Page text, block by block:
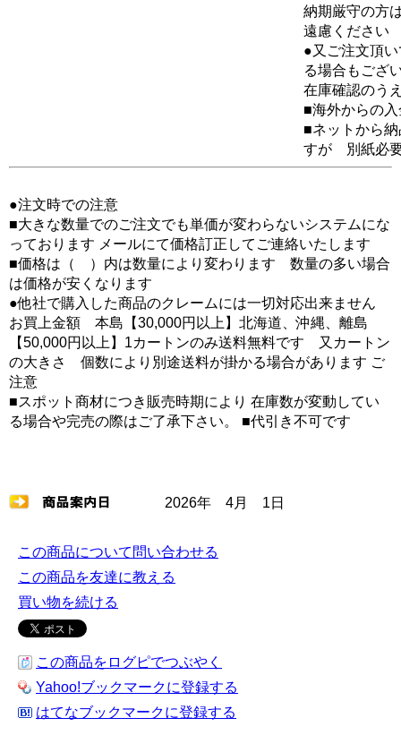
納期厳守の方
遠慮ください
●又ご注文頂
る場合もござ
在庫確認のう
■海外からの
■ネットから
すが 別紙必
●注文時での注意
■大きな数量でのご注文でも単価が変わらないシステムにな
っております メールにて価格訂正してご連絡いたします
■価格は（ ）内は数量により変わります 数量の多い場合
は価格が安くなります
●他社で購入した商品のクレームには一切対応出来ません
お買上金額 本島【30,000円以上】北海道、沖縄、離島
【50,000円以上】1カートンのみ送料無料です 又カートン
の大きさ 個数により別途送料が掛かる場合があります ご
注意
■スポット商材につき販売時期により 在庫数が変動してい
る場合や完売の際はご了承下さい。 ■代引き不可です
2026年 4月 1日
この商品について問い合わせる
この商品を友達に教える
買い物を続ける
この商品をログピでつぶやく
Yahoo!ブックマークに登録する
はてなブックマークに登録する